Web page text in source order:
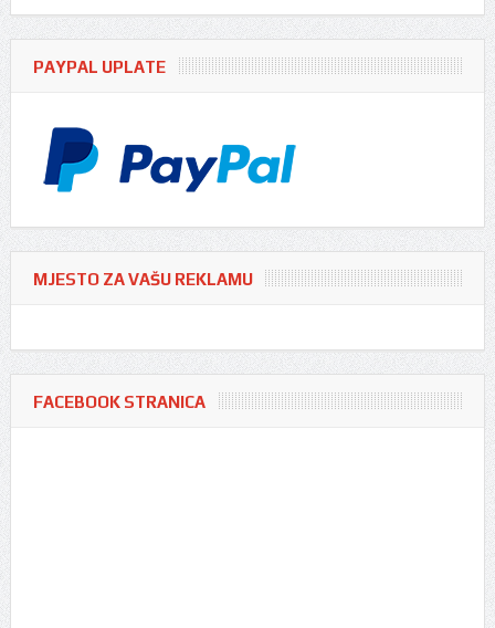
PAYPAL UPLATE
MJESTO ZA VAŠU REKLAMU
FACEBOOK STRANICA